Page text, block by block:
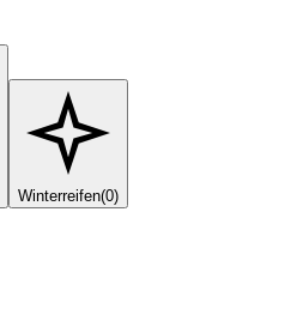
Winterreifen(0)